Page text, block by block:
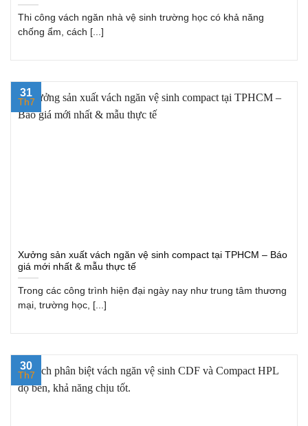
Thi công vách ngăn nhà vệ sinh trường học có khả năng
chống ẩm, cách [...]
Xưởng sản xuất vách ngăn vệ sinh compact tại TPHCM – Báo
giá mới nhất & mẫu thực tế
Trong các công trình hiện đại ngày nay như trung tâm thương
mại, trường học, [...]
31
Th7
30
Th7